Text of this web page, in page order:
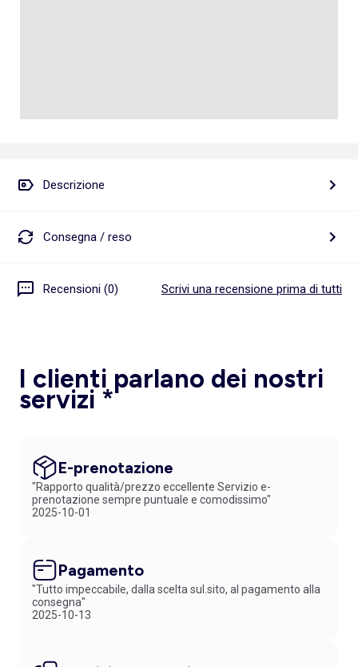
Descrizione
Consegna / reso
Recensioni (0) Scrivi una recensione prima di tutti
I clienti parlano dei nostri
servizi *
E-prenotazione
"Rapporto qualità/prezzo eccellente Servizio e-
prenotazione sempre puntuale e comodissimo"
2025-10-01
Pagamento
"Tutto impeccabile, dalla scelta sul.sito, al pagamento alla
consegna"
2025-10-13